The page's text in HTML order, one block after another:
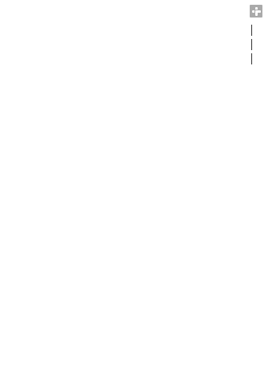
|
|
|